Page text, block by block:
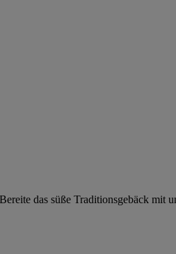
das süße Traditionsgebäck mit